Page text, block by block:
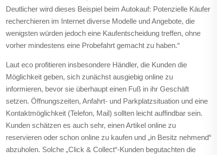
Deutlicher wird dieses Beispiel beim Autokauf: Potenzielle Käufer
recherchieren im Internet diverse Modelle und Angebote, die
wenigsten würden jedoch eine Kaufentscheidung treffen, ohne
vorher mindestens eine Probefahrt gemacht zu haben.“
Laut eco profitieren insbesondere Händler, die Kunden die
Möglichkeit geben, sich zunächst ausgiebig online zu
informieren, bevor sie überhaupt einen Fuß in ihr Geschäft
setzen. Öffnungszeiten, Anfahrt- und Parkplatzsituation und eine
Kontaktmöglichkeit (Telefon, Mail) sollten leicht auffindbar sein.
Kunden schätzen es auch sehr, einen Artikel online zu
reservieren oder schon online zu kaufen und „in Besitz nehmend“
abzuholen. Solche „Click & Collect“-Kunden begutachten die